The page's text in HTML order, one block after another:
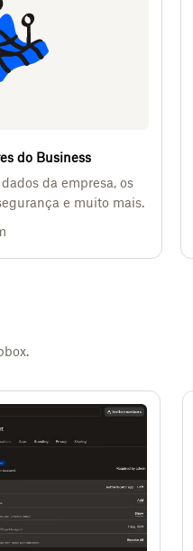
do Business
da empresa, os
e muito mais.